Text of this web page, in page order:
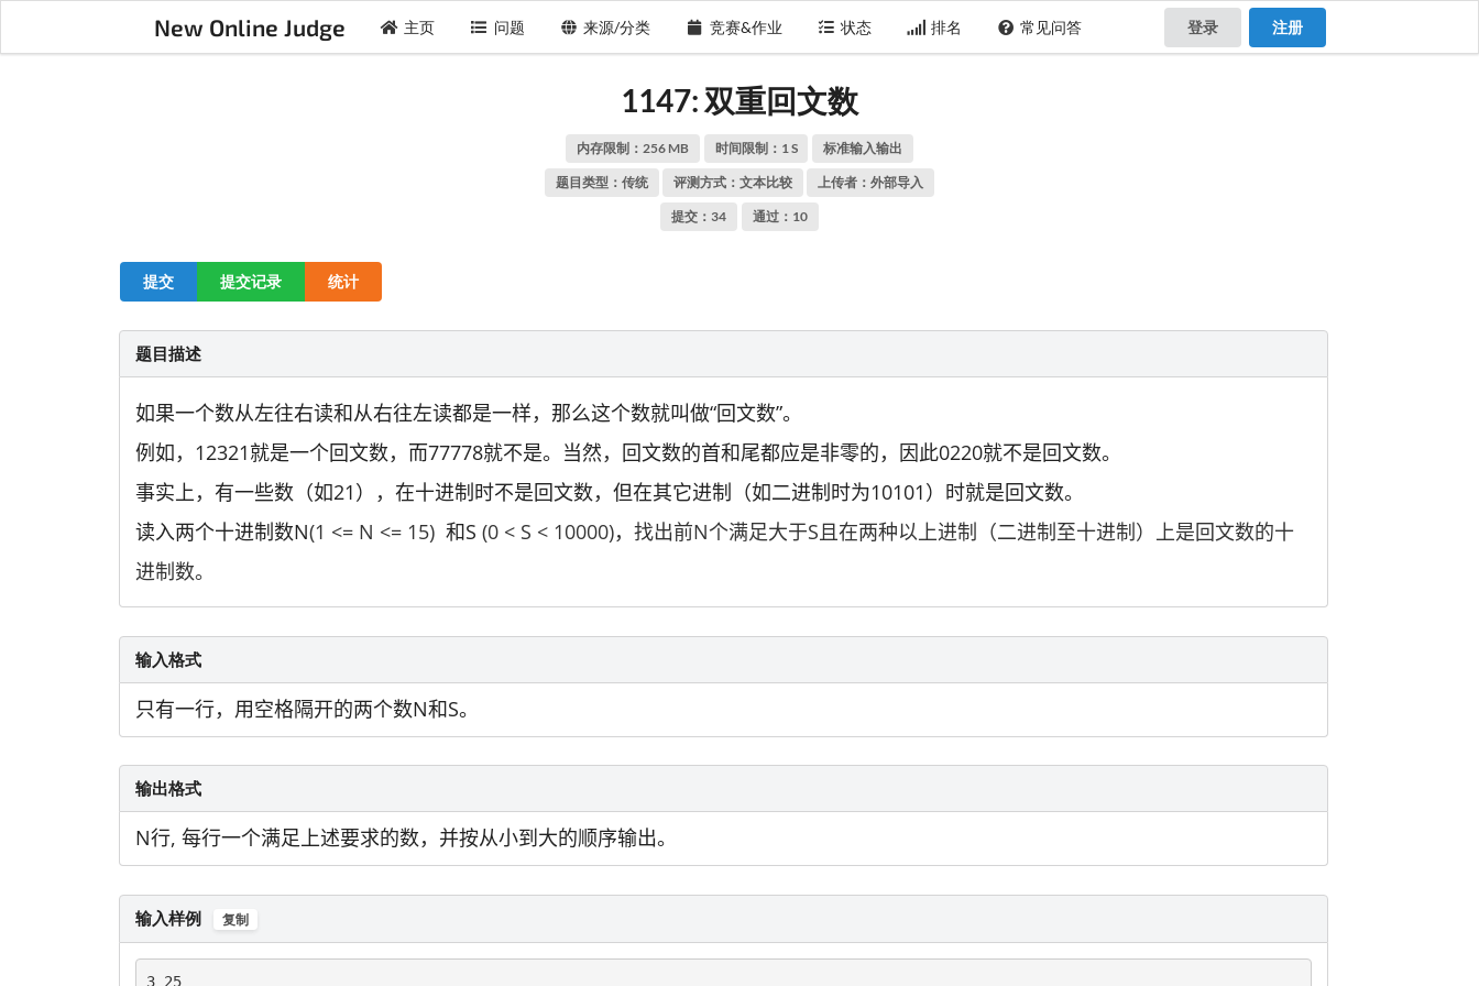
New Online Judge 主页 问题 来源/分类 竞赛&作业 状态 排名 常见问答 登录 注册
1147: 双重回文数
内存限制：256 MB 时间限制：1 S 标准输入输出
题目类型：传统 评测方式：文本比较 上传者：外部导入
提交：34 通过：10
提交 提交记录 统计
题目描述
如果一个数从左往右读和从右往左读都是一样，那么这个数就叫做“回文数”。
例如，12321就是一个回文数，而77778就不是。当然，回文数的首和尾都应是非零的，因此0220就不是回文数。
事实上，有一些数（如21），在十进制时不是回文数，但在其它进制（如二进制时为10101）时就是回文数。
读入两个十进制数N(1 <= N <= 15) 和S (0 < S < 10000)， 找出前N个满足大于S且在两种以上进制（二进制至十进制）上是回文数的十
进制数。
输入格式
只有一行，用空格隔开的两个数N和S。
输出格式
N行, 每行一个满足上述要求的数，并按从小到大的顺序输出。
输入样例 复制
3 25